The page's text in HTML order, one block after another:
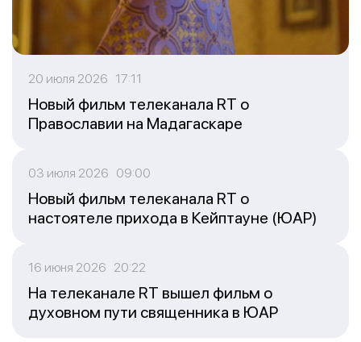
20 июля 2026 17:11
Новый фильм телеканала RT о
Православии на Мадагаскаре
03 июля 2026 09:00
Новый фильм телеканала RT о
настоятеле прихода в Кейптауне (ЮАР)
16 июня 2026 20:22
На телеканале RT вышел фильм о
духовном пути священника в ЮАР